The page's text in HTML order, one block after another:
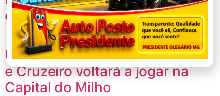
do Programa de Aprendizagem
URT estreia em casa no Mineiro
e Cruzeiro voltará a jogar na
Capital do Milho